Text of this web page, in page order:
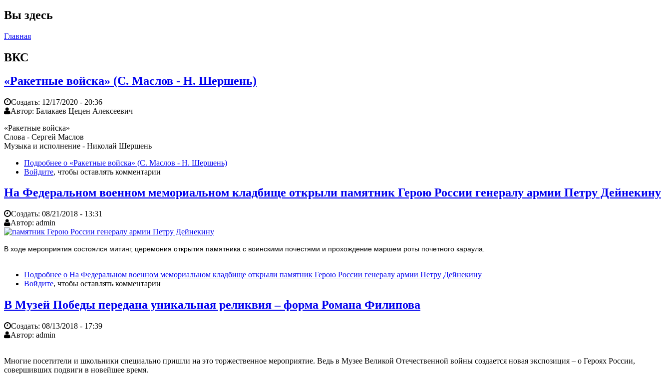
Вы здесь
Главная
ВКС
«Ракетные войска» (С. Маслов - Н. Шершень)
Создать: 12/17/2020 - 20:36
Автор: Балакаев Цецен Алексеевич
«Ракетные войска»
Слова - Сергей Маслов
Музыка и исполнение - Николай Шершень
Подробнее о «Ракетные войска» (С. Маслов - Н. Шершень)
Войдите, чтобы оставлять комментарии
На Федеральном военном мемориальном кладбище открыли памятник Герою России генералу армии Петру Дейнекину
Создать: 08/21/2018 - 13:31
Автор: admin
В ходе мероприятия состоялся митинг, церемония открытия памятника с воинскими почестями и прохождение маршем роты почетного караула.
Подробнее о На Федеральном военном мемориальном кладбище открыли памятник Герою России генералу армии Петру Дейнекину
Войдите, чтобы оставлять комментарии
В Музей Победы передана уникальная реликвия – форма Романа Филипова
Создать: 08/13/2018 - 17:39
Автор: admin
Многие посетители и школьники специально пришли на это торжественное мероприятие. Ведь в Музее Великой Отечественной войны создается новая экспозиция – о Героях России,
совершивших подвиги в новейшее время.